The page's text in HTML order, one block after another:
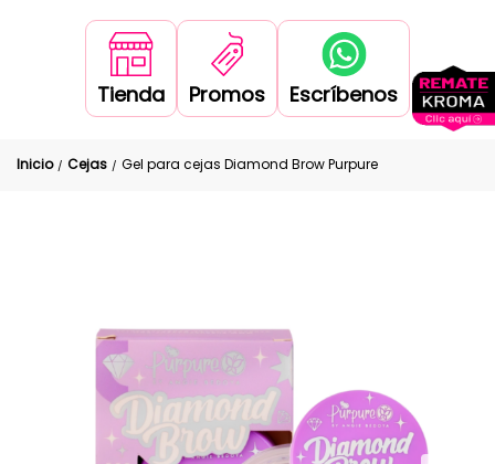
Tienda Promos Escríbenos
Inicio / Cejas / Gel para cejas Diamond Brow Purpure